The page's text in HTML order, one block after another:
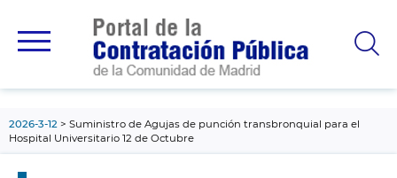
principal
2026-3-12
Suministro de Agujas de punción transbronquial para el
Hospital Universitario 12 de Octubre